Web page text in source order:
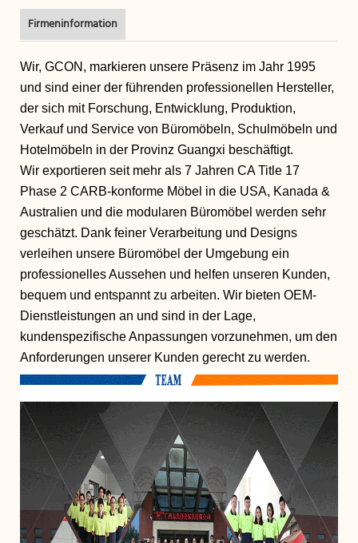
Firmeninformation
Wir, GCON, markieren unsere Präsenz im Jahr 1995
und sind einer der führenden professionellen Hersteller,
der sich mit Forschung, Entwicklung, Produktion,
Verkauf und Service von Büromöbeln, Schulmöbeln und
Hotelmöbeln in der Provinz Guangxi beschäftigt.
Wir exportieren seit mehr als 7 Jahren CA Title 17
Phase 2 CARB-konforme Möbel in die USA, Kanada &
Australien und die modularen Büromöbel werden sehr
geschätzt. Dank feiner Verarbeitung und Designs
verleihen unsere Büromöbel der Umgebung ein
professionelles Aussehen und helfen unseren Kunden,
bequem und entspannt zu arbeiten. Wir bieten OEM-
Dienstleistungen an und sind in der Lage,
kundenspezifische Anpassungen vorzunehmen, um den
Anforderungen unserer Kunden gerecht zu werden.